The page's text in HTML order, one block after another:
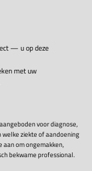
— u op deze
met uw
voor diagnose,
ziekte of aandoening
aan om ongemakken,
bekwame professional.